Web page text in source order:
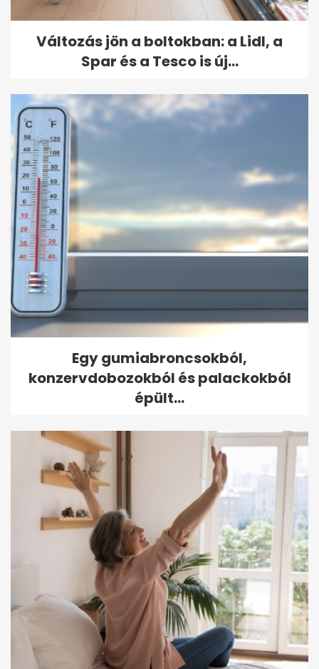
Változás jön a boltokban: a Lidl, a
Spar és a Tesco is új...
Egy gumiabroncsokból,
konzervdobozokból és palackokból
épült...